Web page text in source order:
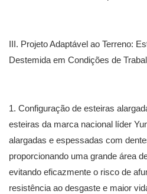
III. Projeto Adaptável ao Terreno:
Destemida em Condições de
1. Configuração de esteiras
esteiras da marca nacional líder
alargadas e espessadas com
proporcionando uma grande área
evitando eficazmente o risco de
resistência ao desgaste e maior